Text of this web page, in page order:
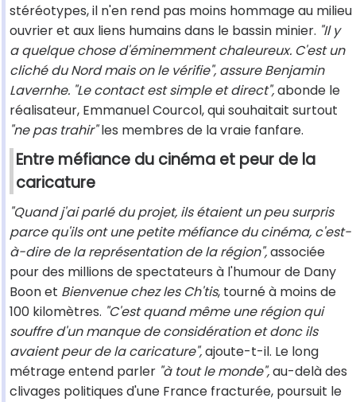
stéréotypes, il n'en rend pas moins hommage au milieu
ouvrier et aux liens humains dans le bassin minier. "Il y
a quelque chose d'éminemment chaleureux. C'est un
cliché du Nord mais on le vérifie", assure Benjamin
Lavernhe. "Le contact est simple et direct",abonde le
réalisateur, Emmanuel Courcol, qui souhaitait surtout
"ne pas trahir"les membres de la vraie fanfare.
Entre méfiance du cinéma et peur de la
caricature
"Quand j'ai parlé du projet, ils étaient un peu surpris
parce qu'ils ont une petite méfiance du cinéma, c'est-
à-dire de la représentation de la région",associée
pour des millions de spectateurs à l'humour de Dany
Boon et Bienvenue chez les Ch'tis, tourné à moins de
100 kilomètres. "C'est quand même une région qui
souffre d'un manque de considération et donc ils
avaient peur de la caricature",ajoute-t-il. Le long
métrage entend parler "à tout le monde",au-delà des
clivages politiques d'une France fracturée, poursuit le